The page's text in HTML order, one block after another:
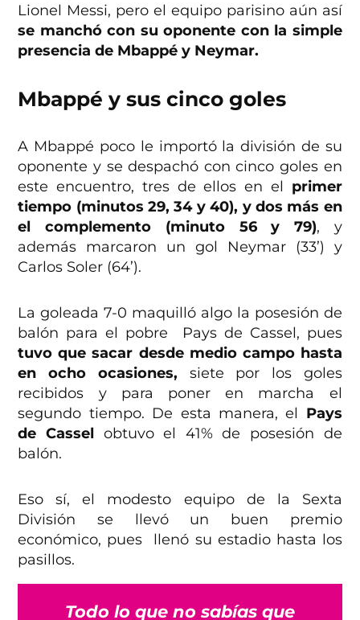
Lionel Messi, pero el equipo parisino aún así
se manchó con su oponente con la simple
presencia de Mbappé y Neymar.
Mbappé y sus cinco goles
A Mbappé poco le importó la división de su
oponente y se despachó con cinco goles en
este encuentro, tres de ellos en el primer
tiempo (minutos 29, 34 y 40), y dos más en
el complemento (minuto 56 y 79), y
además marcaron un gol Neymar (33’) y
Carlos Soler (64’).
La goleada 7-0 maquilló algo la posesión de
balón para el pobre Pays de Cassel, pues
tuvo que sacar desde medio campo hasta
en ocho ocasiones, siete por los goles
recibidos y para poner en marcha el
segundo tiempo. De esta manera, el Pays
de Cassel obtuvo el 41% de posesión de
balón.
Eso sí, el modesto equipo de la Sexta
División se llevó un buen premio
económico, pues llenó su estadio hasta los
pasillos.
Todo lo que no sabías que